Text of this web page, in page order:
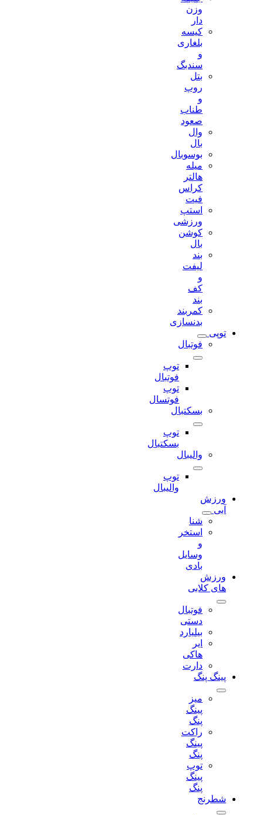
کیسه
بلغاری
سندبگ
بتل
وال
بوسوبال
میله
کراس
استپ
ورزشی
کوشن
کمربند
بدنسازی
توپی
فوتبال
توپ
فوتبال
توپ
فوتسال
بسکتبال
توپ
بسکتبال
والیبال
توپ
والیبال
ورزش
شنا
استخر
وسایل
ورزش
های کلابی
فوتبال
دستی
بیلیارد
دارت
پینگ پنگ
میز
راکت
توپ
شطرنج